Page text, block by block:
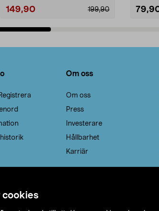
cookies
199,90
149,90
Om oss
Om oss
Press
Investerare
Hållbarhet
Karriär